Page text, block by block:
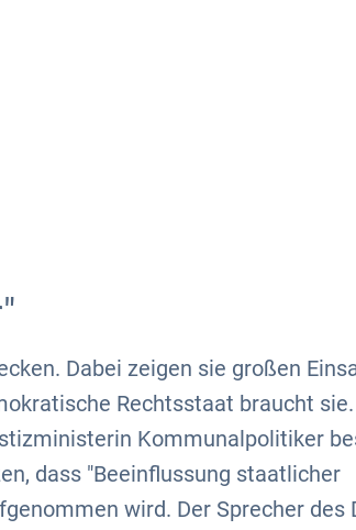
Dabei zeigen sie großen
Rechtsstaat braucht
Kommunalpolitiker
dass "Beeinflussung staatlicher
wird. Der Sprecher des